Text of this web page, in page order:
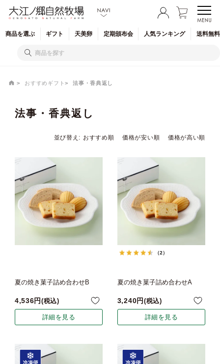
商品を選ぶ ギフト 天美卵 定期頒布会 人気ランキング 送料無
おすすめギフト 法事・香典返し
法事・香典返し
並び替え おすすめ順 価格が安い順 価格が高い順
夏の焼き菓子詰め合わせB
4,536 税込
詳細を見る
（2）
夏の焼き菓子詰め合わせA
3,240 税込
詳細を見る